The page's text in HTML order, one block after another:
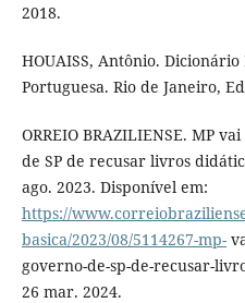
2018.
HOUAISS, Antônio.
Portuguesa. Rio de Janeiro,
ORREIO BRAZILIENSE. MP
de SP de recusar livros
ago. 2023. Disponível em:
https://
basica/2023/08/5114267-mp-
governo-de-sp-de-recusar-
26 mar. 2024.